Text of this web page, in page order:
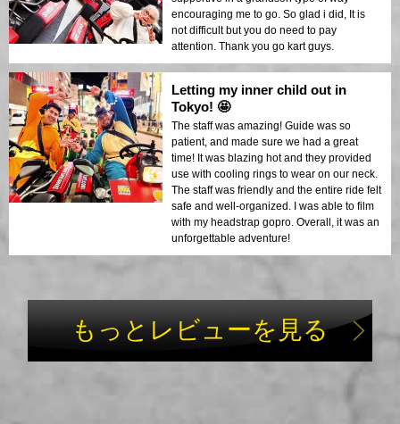
encouraging me to go. So glad i did, It is
not difficult but you do need to pay
attention. Thank you go kart guys.
Letting my inner child out in
Tokyo! 🤩
The staff was amazing! Guide was so
patient, and made sure we had a great
time! It was blazing hot and they provided
use with cooling rings to wear on our neck.
The staff was friendly and the entire ride felt
safe and well-organized. I was able to film
with my headstrap gopro. Overall, it was an
unforgettable adventure!
もっとレビューを見る